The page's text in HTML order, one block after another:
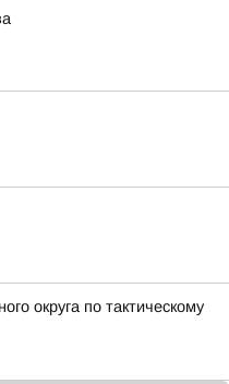
округа по тактическому